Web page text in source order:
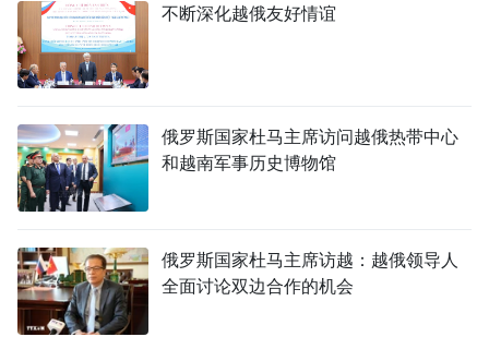
不断深化越俄友好情谊
俄罗斯国家杜马主席访问越俄热带中心
和越南军事历史博物馆
俄罗斯国家杜马主席访越：越俄领导人
全面讨论双边合作的机会